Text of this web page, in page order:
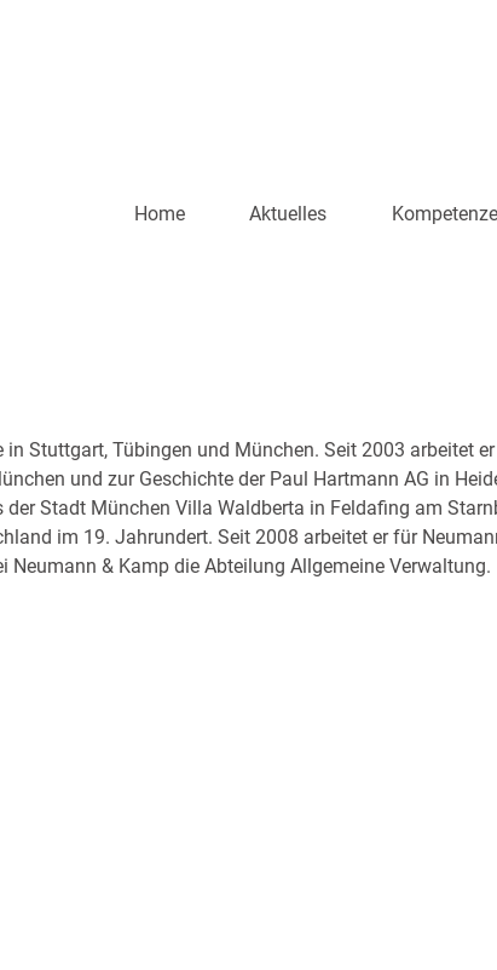
Home Aktuelles
Stuttgart, Tübingen und München. Seit 2003 arbeitet
und zur Geschichte der Paul Hartmann AG in
Stadt München Villa Waldberta in Feldafing am
im 19. Jahrundert. Seit 2008 arbeitet er für
& Kamp die Abteilung Allgemeine Verwaltung.